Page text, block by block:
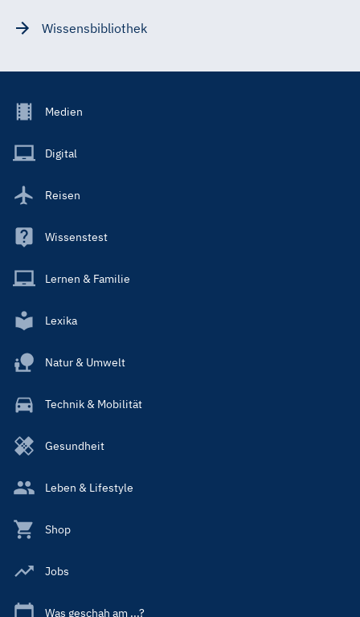
Wissensbibliothek
Footer
Main
Medien
Digital
Reisen
Wissenstest
Lernen & Familie
Lexika
Natur & Umwelt
Technik & Mobilität
Gesundheit
Leben & Lifestyle
Shop
Jobs
Was geschah am ...?